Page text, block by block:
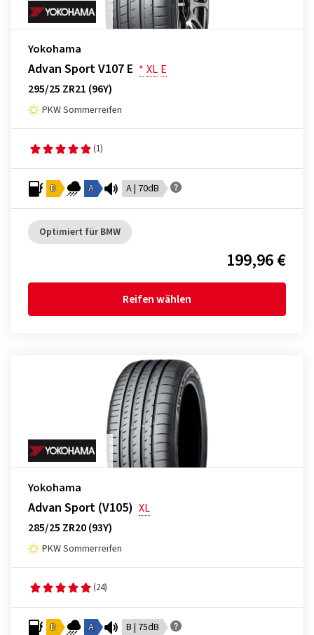
Yokohama
Advan Sport V107 E * XL E
295/25 ZR21 (96Y)
PKW Sommerreifen
(1)
D A A | 70dB
Optimiert für BMW
199,96 €
Reifen wählen
Yokohama
Advan Sport (V105) XL
285/25 ZR20 (93Y)
PKW Sommerreifen
(24)
D A B | 75dB